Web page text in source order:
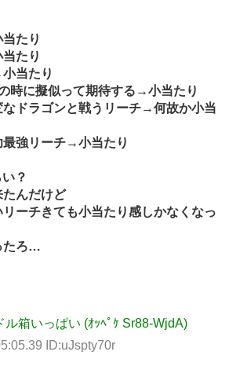
たり
たり
当たり
時に擬似って期待する→小当たり
なドラゴンと戦うリーチ→何故か小当
最強リーチ→小当たり
？
たんだけど
ーチきても小当たり感しかなくなっ
たろ…
ル箱いっぱい (ｵｯﾍﾟｹ Sr88-WjdA)
ID:uJspty70r